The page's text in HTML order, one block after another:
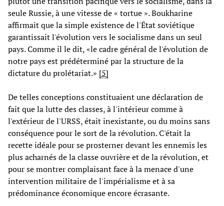
seule Russie, à une vitesse de « tortue ». Boukharine
affirmait que la simple existence de l'État soviétique
garantissait l'évolution vers le socialisme dans un seul
pays. Comme il le dit, «le cadre général de l'évolution de
notre pays est prédéterminé par la structure de la
dictature du prolétariat.» [5]
De telles conceptions constituaient une déclaration de
fait que la lutte des classes, à l'intérieur comme à
l'extérieur de l'URSS, était inexistante, ou du moins sans
conséquence pour le sort de la révolution. C'était la
recette idéale pour se prosterner devant les ennemis les
plus acharnés de la classe ouvrière et de la révolution, et
pour se montrer complaisant face à la menace d'une
intervention militaire de l'impérialisme et à sa
prédominance économique encore écrasante.